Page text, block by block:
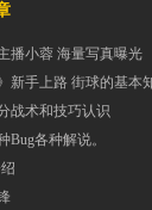
播小蓉 海量写真曝光
新手上路 街球的基本
战术和技巧认识
Bug各种解说。